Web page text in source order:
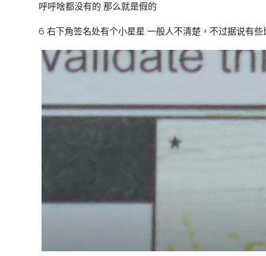
呼呼啥都没有的 那么就是假的
6 右下角签名处有个小星星 一般人不清楚，不过据说有